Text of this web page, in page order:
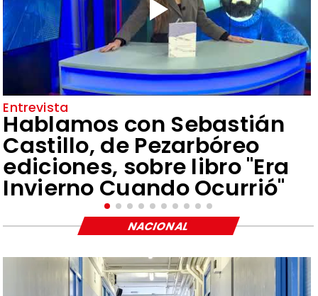
Entrevista
Hablamos con Sebastián
Castillo, de Pezarbóreo
ediciones, sobre libro "Era
Invierno Cuando Ocurrió"
NACIONAL